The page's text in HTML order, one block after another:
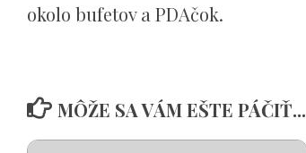
okolo bufetov a PDAčok.
MÔŽE SA VÁM EŠTE PÁČIŤ...